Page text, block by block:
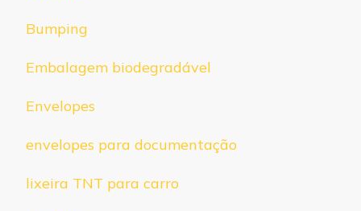
Bumping
Embalagem biodegradável
Envelopes
envelopes para documentação
lixeira TNT para carro